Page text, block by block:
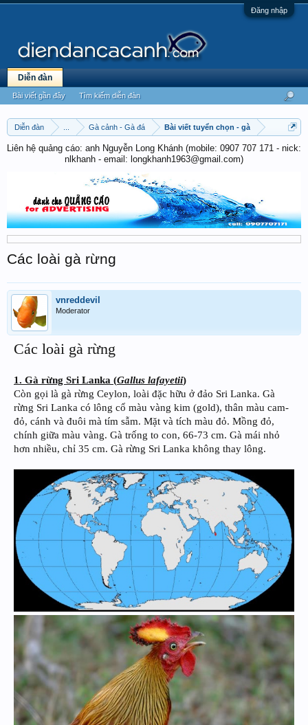
Đăng nhập
Diễn đàn Gà cảnh - Gà đá Bài viết tuyển chọn - gà
Liên hệ quảng cáo: anh Nguyễn Long Khánh (mobile: 0907 707 171 - nick:
nlkhanh - email: longkhanh1963@gmail.com)
Các loài gà rừng
vnreddevil
Moderator
Các loài gà rừng
1. Gà rừng Sri Lanka (Gallus lafayetii)
Còn gọi là gà rừng Ceylon, loài đặc hữu ở đảo Sri Lanka. Gà
rừng Sri Lanka có lông cổ màu vàng kim (gold), thân màu cam-
đỏ, cánh và đuôi mà tím sẫm. Mặt và tích màu đỏ. Mồng đỏ,
chính giữa màu vàng. Gà trống to con, 66-73 cm. Gà mái nhỏ
hơn nhiều, chỉ 35 cm. Gà rừng Sri Lanka không thay lông.
Diễn đàn
Bài viết gần đây Tìm kiếm diễn đàn